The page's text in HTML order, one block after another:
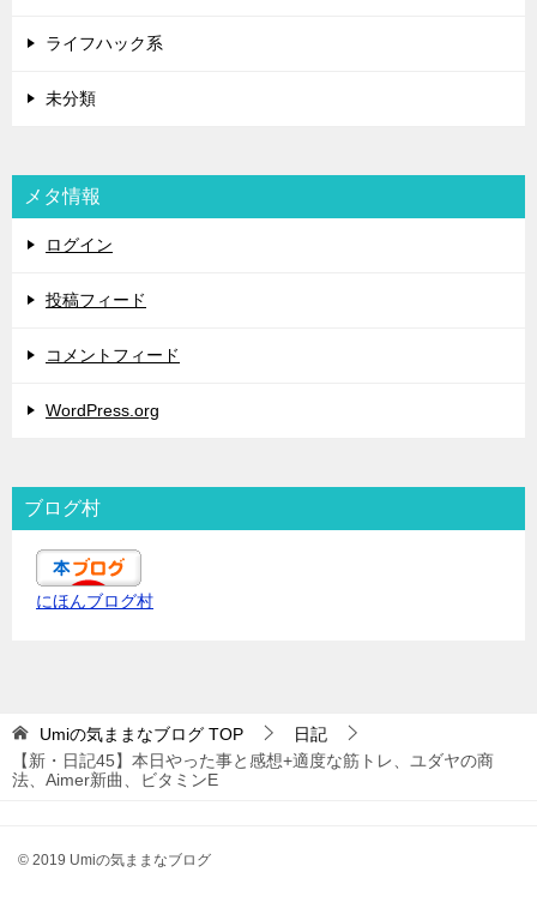
ライフハック系
未分類
メタ情報
ログイン
投稿フィード
コメントフィード
WordPress.org
ブログ村
にほんブログ村
Umiの気ままなブログ TOP
日記
【新・日記45】本日やった事と感想+適度な筋トレ、ユダヤの商
法、Aimer新曲、ビタミンE
© 2019 Umiの気ままなブログ